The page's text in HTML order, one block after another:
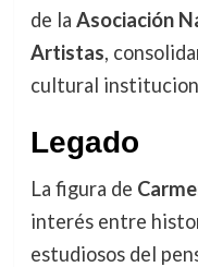
de la Asociación
Artistas,
cultural
Legado
La figura de
interés entre
estudiosos del